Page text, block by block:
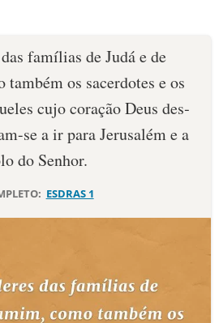
famílias de Judá e de
os sacerdotes e os
cujo coração Deus des­
se a ir para Jerusalém e a
do Senhor.
ESDRAS 1